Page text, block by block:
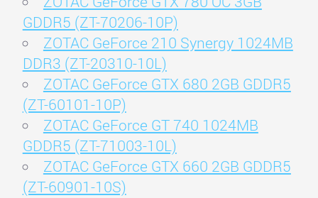
GDDR5 (ZT-70206-10P)
ZOTAC GeForce 210 Synergy 1024MB
DDR3 (ZT-20310-10L)
ZOTAC GeForce GTX 680 2GB GDDR5
(ZT-60101-10P)
ZOTAC GeForce GT 740 1024MB
GDDR5 (ZT-71003-10L)
ZOTAC GeForce GTX 660 2GB GDDR5
(ZT-60901-10S)